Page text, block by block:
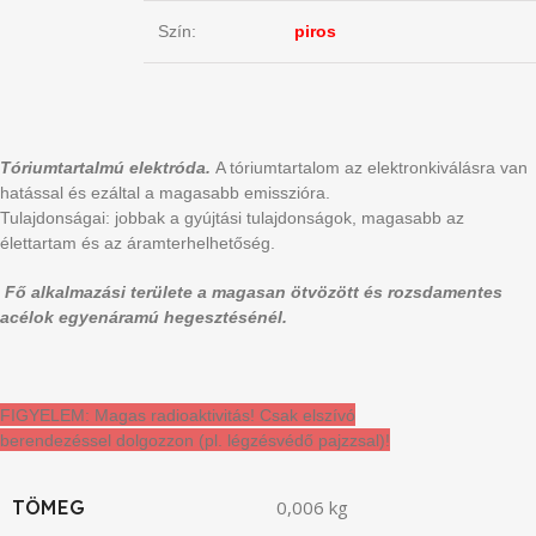
Szín: piros
Tóriumtartalmú elektróda. A tóriumtartalom az elektronkiválásra van
hatással és ezáltal a magasabb emisszióra.
Tulajdonságai: jobbak a gyújtási tulajdonságok, magasabb az
élettartam és az áramterhelhetőség.
Fő alkalmazási területe a magasan ötvözött és rozsdamentes
acélok egyenáramú hegesztésénél.
FIGYELEM: Magas radioaktivitás! Csak elszívó
berendezéssel dolgozzon (pl. légzésvédő pajzzsal)!
TÖMEG 0,006 kg